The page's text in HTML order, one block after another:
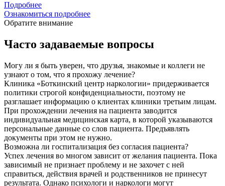
Подробнее
Ознакомиться подробнее
Обратите внимание
Часто задаваемые вопросы
Могу ли я быть уверен, что друзья, знакомые и коллеги не
узнают о том, что я прохожу лечение?
Клиника «Боткинский центр наркологии» придерживается
политики строгой конфиденциальности, поэтому не
разглашает информацию о клиентах клиники третьим лицам.
При прохождении лечения на пациента заводится
индивидуальная медицинская карта, в которой указываются
персональные данные со слов пациента. Предъявлять
документы при этом не нужно.
Возможна ли госпитализация без согласия пациента?
Успех лечения во многом зависит от желания пациента. Пока
зависимый не признает проблему и не захочет с ней
справиться, действия врачей и родственников не принесут
результата. Однако психологи и наркологи могут